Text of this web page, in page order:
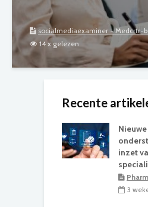
socialmediaexaminer - Medcrtr-
14 x gelezen
Recente
inzet
3